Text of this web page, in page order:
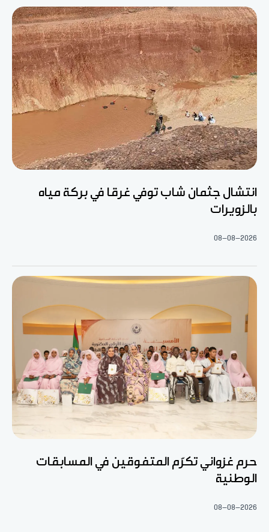
انتشال جثمان شاب توفي غرقا في بركة مياه
بالزويرات
08-08-2026
حرم غزواني تكرّم المتفوقين في المسابقات
الوطنية
08-08-2026